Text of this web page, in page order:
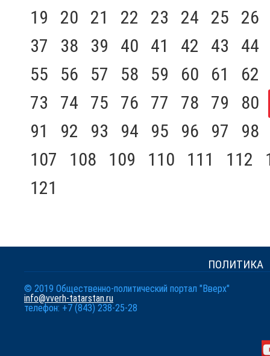
19
20 21 22 23 24 25
26
37
38 39 40 41 42 43
44
55
56 57 58 59 60 61
62
73
74 75 76 77 78 79
80
91
92 93 94 95 96 97
98
107
108 109 110 111 112
121
ПОЛИТИКА
© 2019 Общественно-политический портал "Вверх"
info@vverh-tatarstan.ru
телефон: +7 (843) 238-25-28